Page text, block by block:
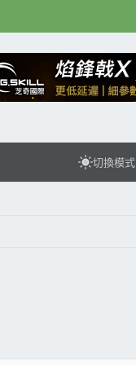
切換模式